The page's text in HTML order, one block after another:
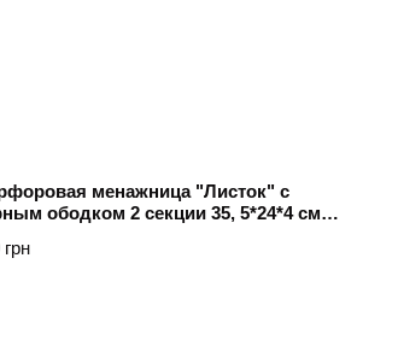
менажница "Листок" с
ободком 2 секции 35, 5*24*4 см